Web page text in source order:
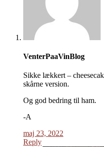
VenterPaaVinBlog
Sikke lækkert –
skårne version.
Og god bedring til ham.
-A
maj 23, 2022
Reply